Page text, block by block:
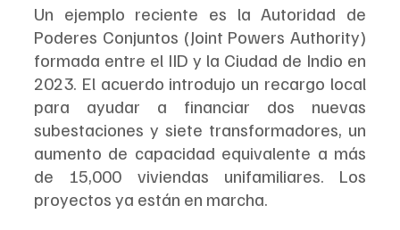
Un ejemplo reciente es la Autoridad de
Poderes Conjuntos (Joint Powers Authority)
formada entre el IID y la Ciudad de Indio en
2023. El acuerdo introdujo un recargo local
para ayudar a financiar dos nuevas
subestaciones y siete transformadores, un
aumento de capacidad equivalente a más
de 15,000 viviendas unifamiliares. Los
proyectos ya están en marcha.